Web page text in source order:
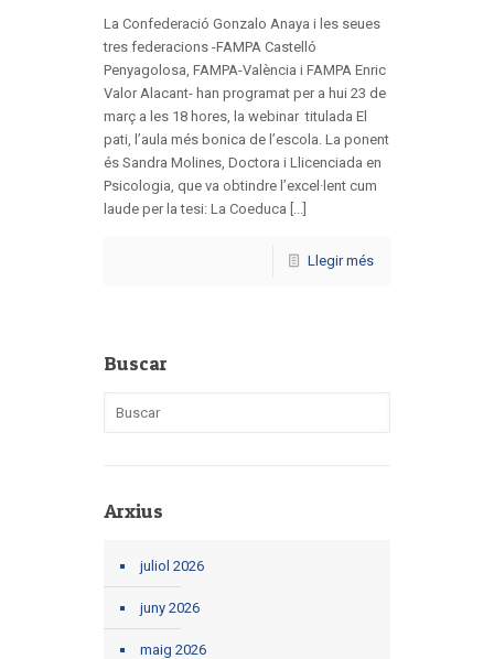
La Confederació Gonzalo Anaya i les seues
tres federacions -FAMPA Castelló
Penyagolosa, FAMPA-València i FAMPA Enric
Valor Alacant- han programat per a hui 23 de
març a les 18 hores, la webinar titulada El
pati, l’aula més bonica de l’escola. La ponent
és Sandra Molines, Doctora i Llicenciada en
Psicologia, que va obtindre l’excel·lent cum
laude per la tesi: La Coeduca [...]
Llegir més
Buscar
Arxius
juliol 2026
juny 2026
maig 2026